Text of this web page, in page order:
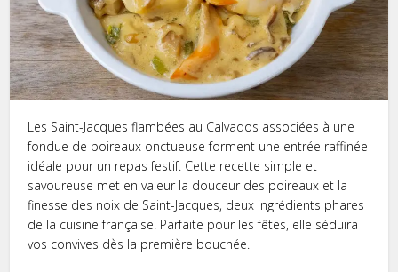
Les Saint-Jacques flambées au Calvados associées à une
fondue de poireaux onctueuse forment une entrée raffinée
idéale pour un repas festif. Cette recette simple et
savoureuse met en valeur la douceur des poireaux et la
finesse des noix de Saint-Jacques, deux ingrédients phares
de la cuisine française. Parfaite pour les fêtes, elle séduira
vos convives dès la première bouchée.